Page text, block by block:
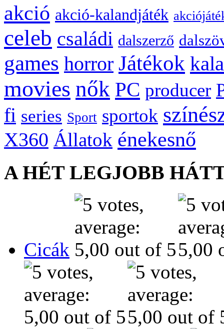
akció akció-kalandjáték
celeb családi dalszerző
games horror Játékok
movies nők PC producer
fi series Sport sportok
X360 Állatok énekesnő
A HÉT LEGJOBB
Cicák